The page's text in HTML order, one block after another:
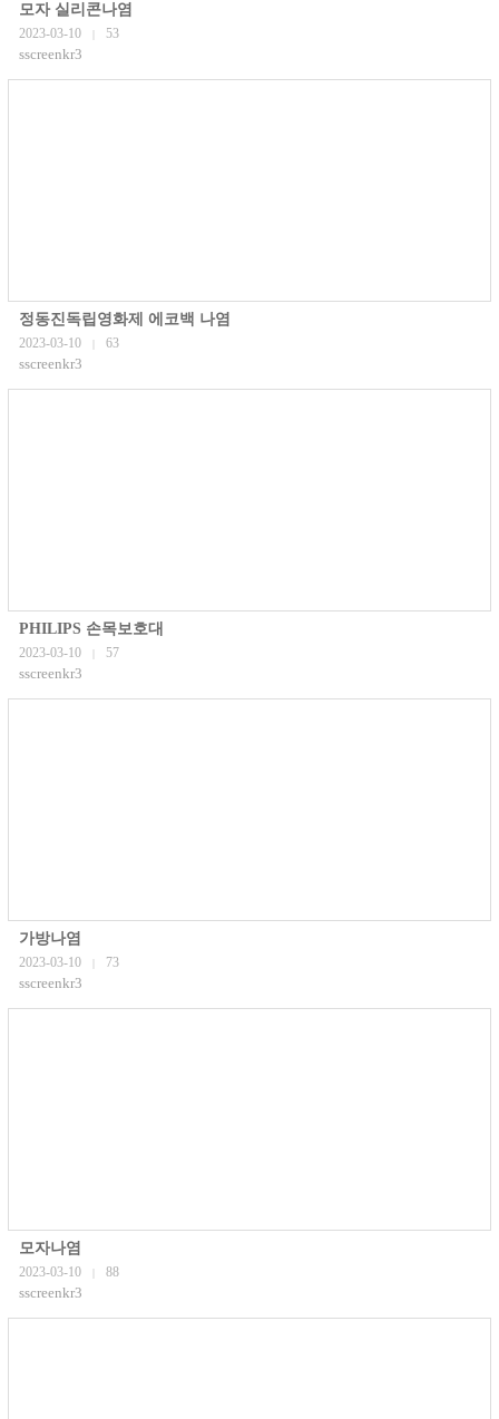
모자 실리콘나염
2023-03-10 53
sscreenkr3
정동진독립영화제 에코백 나염
2023-03-10 63
sscreenkr3
PHILIPS 손목보호대
2023-03-10 57
sscreenkr3
가방나염
2023-03-10 73
sscreenkr3
모자나염
2023-03-10 88
sscreenkr3